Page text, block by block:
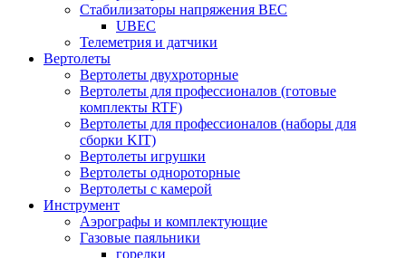
Стабилизаторы напряжения BEC
UBEC
Телеметрия и датчики
Вертолеты
Вертолеты двухроторные
Вертолеты для профессионалов (готовые
комплекты RTF)
Вертолеты для профессионалов (наборы для
сборки KIT)
Вертолеты игрушки
Вертолеты однороторные
Вертолеты с камерой
Инструмент
Аэрографы и комплектующие
Газовые паяльники
горелки